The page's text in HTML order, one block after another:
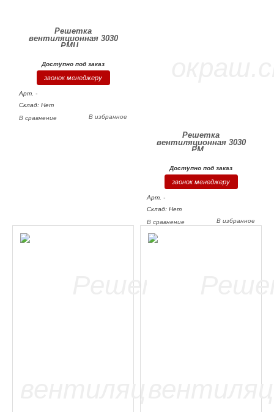
Решетка
вентиляционная 3030
РМЦ...
Доступно под заказ
звонок менеджеру
Арт. -
Склад: Нет
В избранное
В сравнение
Решетка
вентиляционная 3030
РМ...
Доступно под заказ
звонок менеджеру
Арт. -
Склад: Нет
В избранное
В сравнение